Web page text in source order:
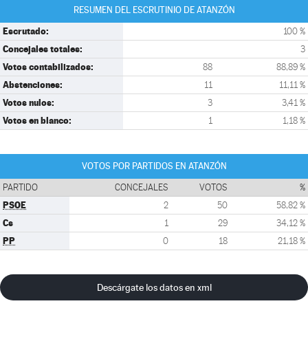
RESUMEN DEL ESCRUTINIO DE ATANZÓN
Escrutado: 100 %
Concejales totales: 3
Votos contabilizados: 88 88,89 %
Abstenciones: 11 11,11 %
Votos nulos: 3 3,41 %
Votos en blanco: 1 1,18 %
VOTOS POR PARTIDOS EN ATANZÓN
PARTIDO CONCEJALES VOTOS %
PSOE 2 50 58,82 %
Cs 1 29 34,12 %
PP 0 18 21,18 %
Descárgate los datos en xml